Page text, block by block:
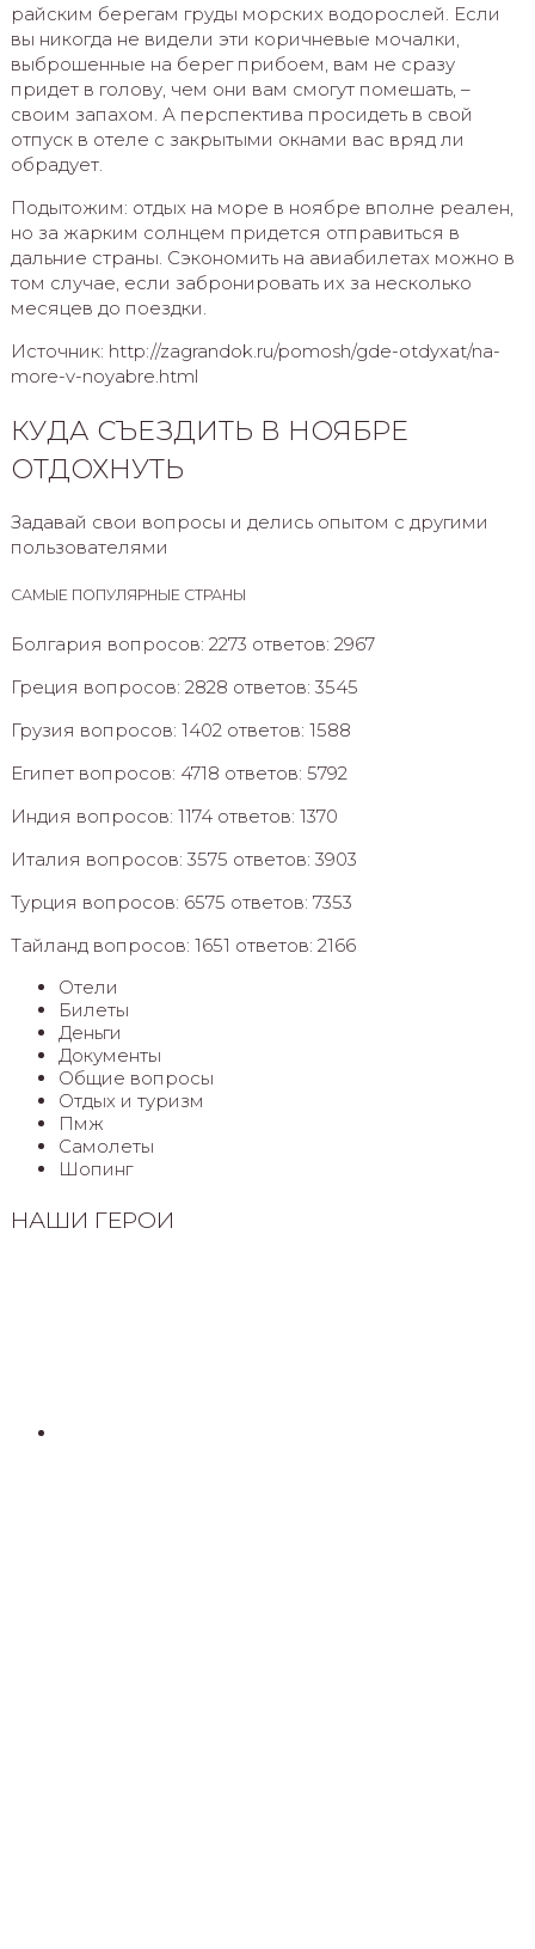
райским берегам груды морских водорослей. Если
вы никогда не видели эти коричневые мочалки,
выброшенные на берег прибоем, вам не сразу
придет в голову, чем они вам смогут помешать, –
своим запахом. А перспектива просидеть в свой
отпуск в отеле с закрытыми окнами вас вряд ли
обрадует.
Подытожим: отдых на море в ноябре вполне реален,
но за жарким солнцем придется отправиться в
дальние страны. Сэкономить на авиабилетах можно в
том случае, если забронировать их за несколько
месяцев до поездки.
Источник: http://zagrandok.ru/pomosh/gde-otdyxat/na-
more-v-noyabre.html
КУДА СЪЕЗДИТЬ В НОЯБРЕ
ОТДОХНУТЬ
Задавай свои вопросы и делись опытом с другими
пользователями
САМЫЕ ПОПУЛЯРНЫЕ СТРАНЫ
Болгария вопросов: 2273 ответов: 2967
Греция вопросов: 2828 ответов: 3545
Грузия вопросов: 1402 ответов: 1588
Египет вопросов: 4718 ответов: 5792
Индия вопросов: 1174 ответов: 1370
Италия вопросов: 3575 ответов: 3903
Турция вопросов: 6575 ответов: 7353
Тайланд вопросов: 1651 ответов: 2166
Отели
Билеты
Деньги
Документы
Общие вопросы
Отдых и туризм
Пмж
Самолеты
Шопинг
НАШИ ГЕРОИ